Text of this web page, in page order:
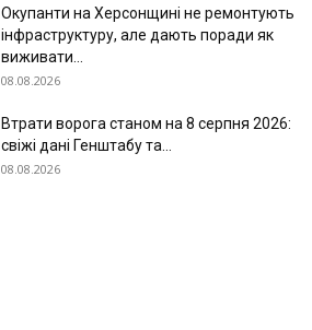
Окупанти на Херсонщині не ремонтують
інфраструктуру, але дають поради як
виживати...
08.08.2026
Втрати ворога станом на 8 серпня 2026:
свіжі дані Генштабу та...
08.08.2026